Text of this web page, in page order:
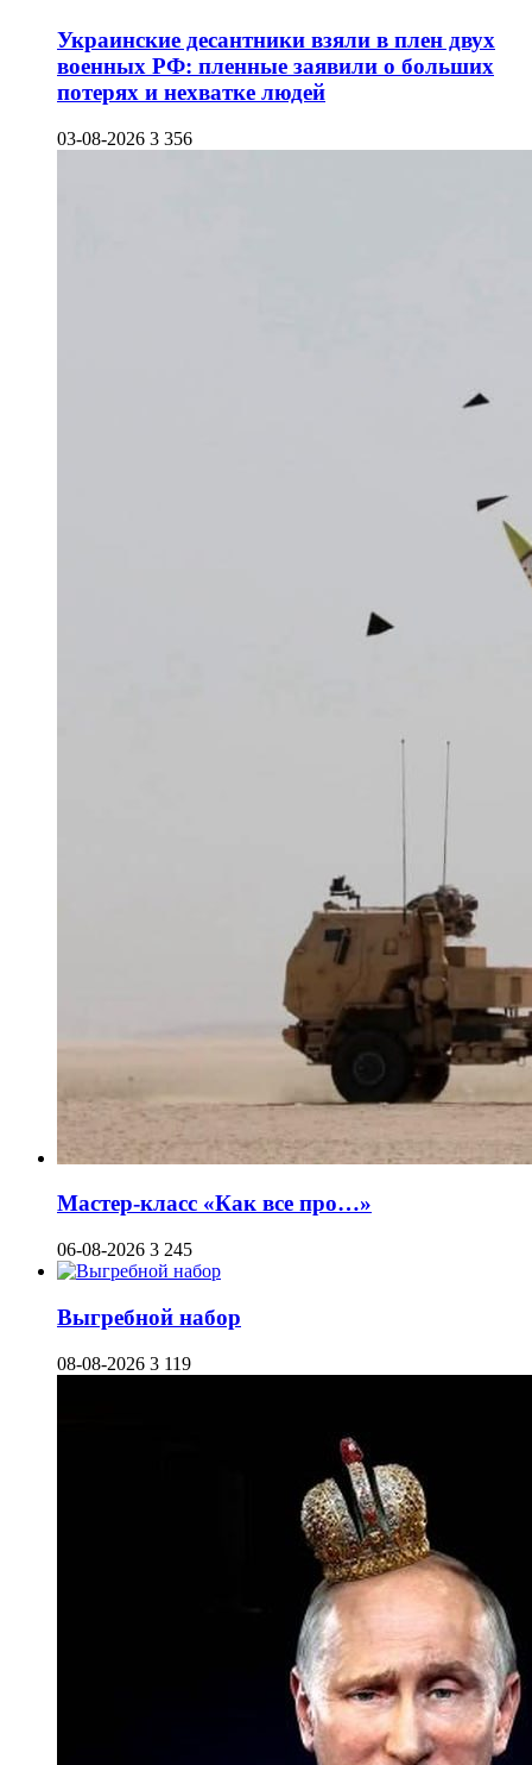
Украинские десантники взяли в плен двух
военных РФ: пленные заявили о больших
потерях и нехватке людей
03-08-2026 3 356
Мастер-класс «Как все про…»
06-08-2026 3 245
Выгребной набор
08-08-2026 3 119